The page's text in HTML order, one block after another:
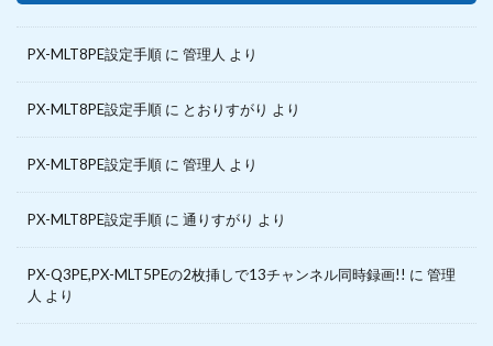
PX-MLT8PE設定手順 に 管理人 より
PX-MLT8PE設定手順 に とおりすがり より
PX-MLT8PE設定手順 に 管理人 より
PX-MLT8PE設定手順 に 通りすがり より
PX-Q3PE,PX-MLT5PEの2枚挿しで13チャンネル同時録画!! に 管理
人 より